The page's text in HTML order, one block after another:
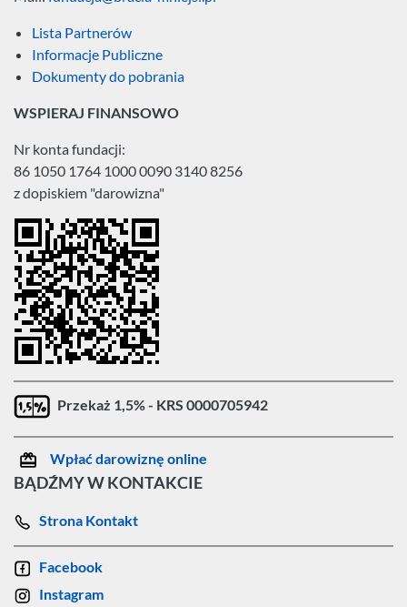
Lista Partnerów
Informacje Publiczne
Dokumenty do pobrania
WSPIERAJ FINANSOWO
Nr konta fundacji:
86 1050 1764 1000 0090 3140 8256
z dopiskiem "darowizna"
Przekaż 1,5% - KRS 0000705942
Wpłać darowiznę online
BĄDŹMY W KONTAKCIE
Strona Kontakt
Facebook
Instagram